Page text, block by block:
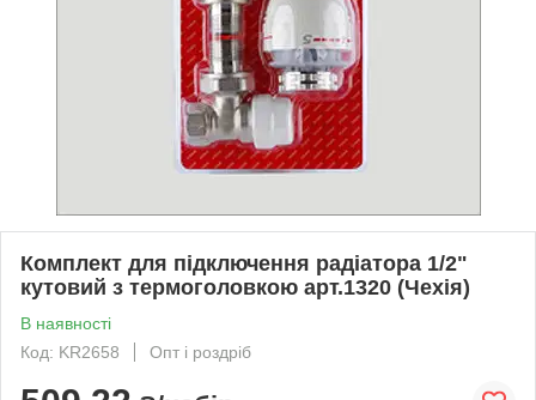
Комплект для підключення радіатора 1/2"
кутовий з термоголовкою арт.1320 (Чехія)
В наявності
Код: KR2658
Опт і роздріб